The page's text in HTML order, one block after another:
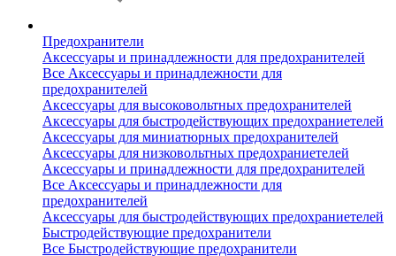
Предохранители
Аксессуары и принадлежности для предохранителей
Все Аксессуары и принадлежности для
предохранителей
Аксессуары для высоковольтных предохранителей
Аксессуары для быстродействующих предохраниетелей
Аксессуары для миниатюрных предохранителей
Аксессуары для низковольтных предохраниетелей
Аксессуары и принадлежности для предохранителей
Все Аксессуары и принадлежности для
предохранителей
Аксессуары для быстродействующих предохраниетелей
Быстродействующие предохранители
Все Быстродействующие предохранители